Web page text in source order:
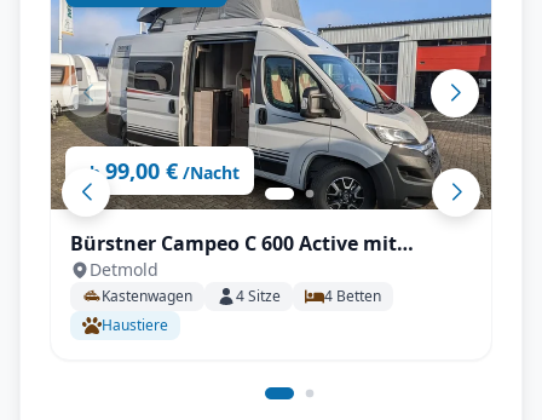
ab 99,00 € /Nacht
Bürstner Campeo C 600 Active mit
Aufstelldach, AHK - All inkl.
Detmold
Kastenwagen 4Sitze 4 Betten
Haustiere